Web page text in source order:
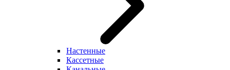
Настенные
Кассетные